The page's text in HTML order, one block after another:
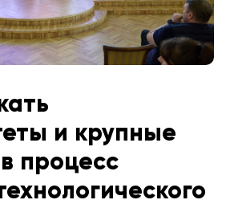
и крупные
процесс